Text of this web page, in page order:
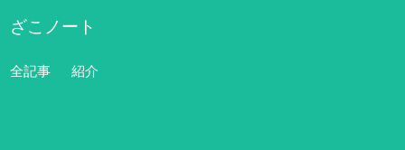
ざこノート
全記事 紹介